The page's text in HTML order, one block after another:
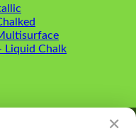
Liquid Chalk
✕